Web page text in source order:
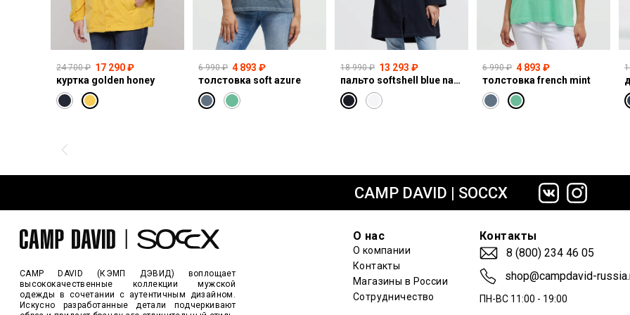
24 700 ₽ 17 290 ₽
куртка golden honey
6 990 ₽ 4 893 ₽
толстовка soft azure
18 990 ₽ 13 293 ₽
пальто softshell blue navy
6 990 ₽ 4 893 ₽
толстовка french mint
CAMP DAVID | SOCCX
CAMP DAVID (КЭМП ДЭВИД) воплощает
высококачественные коллекции мужской
одежды в сочетании с аутентичным дизайном.
Искусно разработанные детали подчеркивают
О нас
О компании
Контакты
Магазины в России
Сотрудничество
Контакты
8 (800) 234 46 05
shop@campdavid-
ПН-ВС 11:00 - 19:00